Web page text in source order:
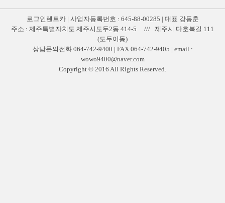
로그인렌트카 | 사업자등록번호 : 645-88-00285 | 대표 강동훈
주소 : 제주특별자치도 제주시도두2동 414-5 /// 제주시 다호북길 111
(도두이동)
상담문의전화 064-742-9400 | FAX 064-742-9405 | email :
wowo9400@naver.com
Copyright © 2016 All Rights Reserved.